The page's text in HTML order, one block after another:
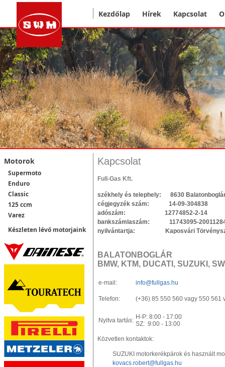
Kezdőlap Hírek Kapcsolat
Motorok
Supermoto
Enduro
Classic
125 ccm
Varez
Készleten lévő motorjaink
Kapcsolat
Full-Gas Kft.
székhely és telephely: 8630
cégjegyzék szám: 14-09-304838
adószám: 12774852-2-14
bankszámlaszám: 11743095-
nyilvántartja: Kaposvári
BALATONBOGLÁR
BMW, KTM, DUCATI, SUZUKI,
e-mail: info@fullgas.hu
Telefon: (+36) 85 550 560 vagy 550 561
Nyitva tartás: H-P: 8:00 - 17:00
SZ: 9:00 - 13:00
Közvetlen kontaktok:
SUZUKI motorkerékpárok és használt
kovacs.robert@fullgas.hu